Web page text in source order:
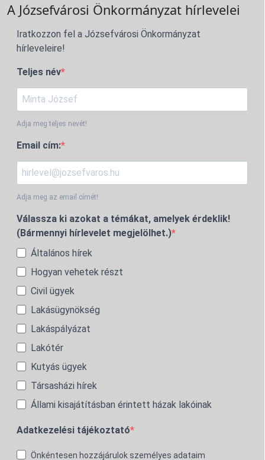
A Józsefvárosi Önkormányzat hírlevelei
Iratkozzon fel a Józsefvárosi Önkormányzat
hírleveleire!
Teljes név
Adja meg teljes nevét!
Email cím:
Adja meg az email címét!
Válassza ki azokat a témákat, amelyek érdeklik!
(Bármennyi hírlevelet megjelölhet.)
Általános hírek
Hogyan vehetek részt
Civil ügyek
Lakásügynökség
Lakáspályázat
Lakótér
Kutyás ügyek
Társasházi hírek
Állami kisajátításban érintett házak lakóinak
Adatkezelési tájékoztató
Önkéntesen hozzájárulok személyes adataim